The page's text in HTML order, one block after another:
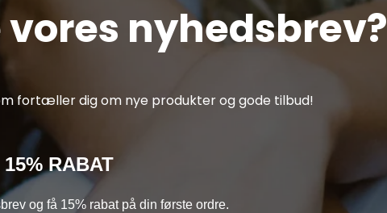
nyhedsbrev?
fortæller dig om nye produkter og gode tilbud!
15% RABAT
og få 15% rabat på din første ordre.